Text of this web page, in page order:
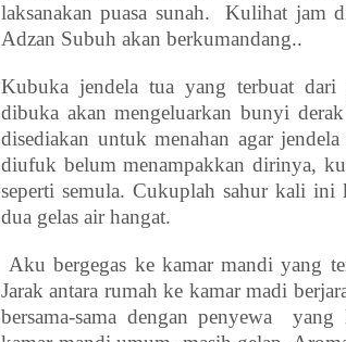
laksanakan puasa sunah.
Kulihat jam
Adzan Subuh akan berkumandang..
Kubuka jendela tua yang terbuat dari
dibuka akan mengeluarkan bunyi
disediakan untuk menahan agar
diufuk belum menampakkan dirinya,
seperti semula. Cukuplah sahur kali ini
dua gelas air hangat.
Aku bergegas ke kamar mandi yang
Jarak antara rumah ke kamar madi
bersama-sama dengan penyewa
yang